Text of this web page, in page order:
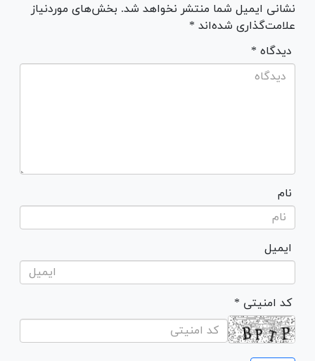
نشانی ایمیل شما منتشر نخواهد شد. بخش‌های موردنیاز
علامت‌گذاری شده‌اند *
* دیدگاه
نام
ایمیل
* کد امنیتی